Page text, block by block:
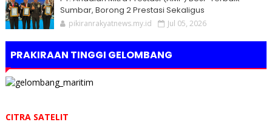
Sumbar, Borong 2 Prestasi Sekaligus
pikiranrakyatnews.my.id Jul 05, 2026
PRAKIRAAN TINGGI GELOMBANG
CITRA SATELIT